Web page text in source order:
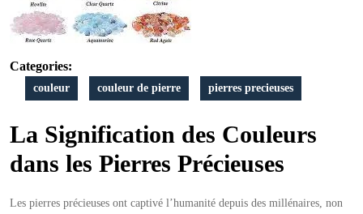
:
Un
Monde
de
Beauté
et
Categories:
couleur couleur de pierre pierres precieuses
La Signification des Couleurs
dans les Pierres Précieuses
Les pierres précieuses ont captivé l’humanité depuis des millénaires, non